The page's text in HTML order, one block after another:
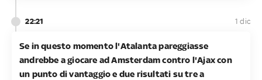
22:21 1 dic
Se in questo momento l'Atalanta pareggiasse
andrebbe a giocare ad Amsterdam contro l'Ajax con
un punto di vantaggio e due risultati su tre a